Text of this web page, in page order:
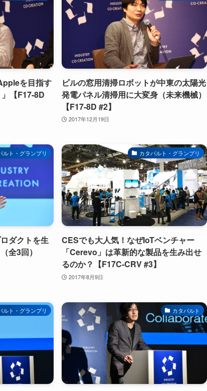
を目指す
【F17-8D
ビルの窓用清掃ロボットが中東の太陽光
発電パネル清掃用に大変身（未来機械）
【F17-8D #2】
2017年12月19日
ルト・グランプリ
ダクトを生
全3回）
カタパルト・グランプリ
CESでも大人気！なぜIoTベンチャー
「Cerevo」は革新的な製品を生み出せ
るのか？【F17C-CRV #3】
2017年8月9日
ルト・グランプリ カタパルト